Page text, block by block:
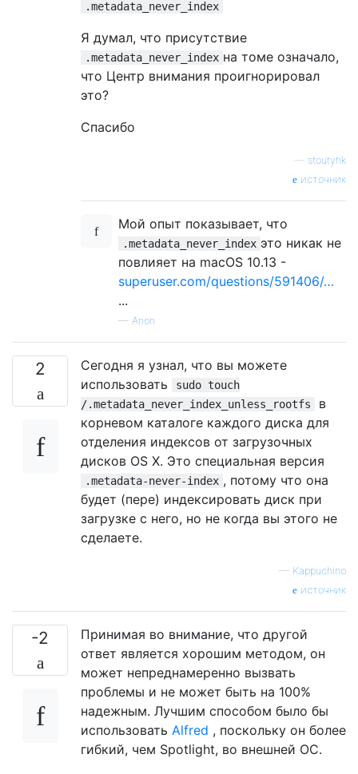
.metadata_never_index
Я думал, что присутствие
.metadata_never_index на томе означало,
что Центр внимания проигнорировал
это?
Спасибо
stoutyhk
источник
Мой опыт показывает, что
.metadata_never_index это никак не
повлияет на macOS 10.13 -
superuser.com/questions/591406/…
...
— Anon
2
Сегодня я узнал, что вы можете
использовать
sudo touch
/.metadata_never_index_unless_rootfs
в
корневом каталоге каждого диска для
отделения индексов от загрузочных
дисков OS X. Это специальная версия
.metadata-never-index , потому что она
будет (пере) индексировать диск при
загрузке с него, но не когда вы этого не
сделаете.
— Kappuchino
источник
-2
Принимая во внимание, что другой
ответ является хорошим методом, он
может непреднамеренно вызвать
проблемы и не может быть на 100%
надежным. Лучшим способом было бы
использовать Alfred , поскольку он более
гибкий, чем Spotlight, во внешней ОС.